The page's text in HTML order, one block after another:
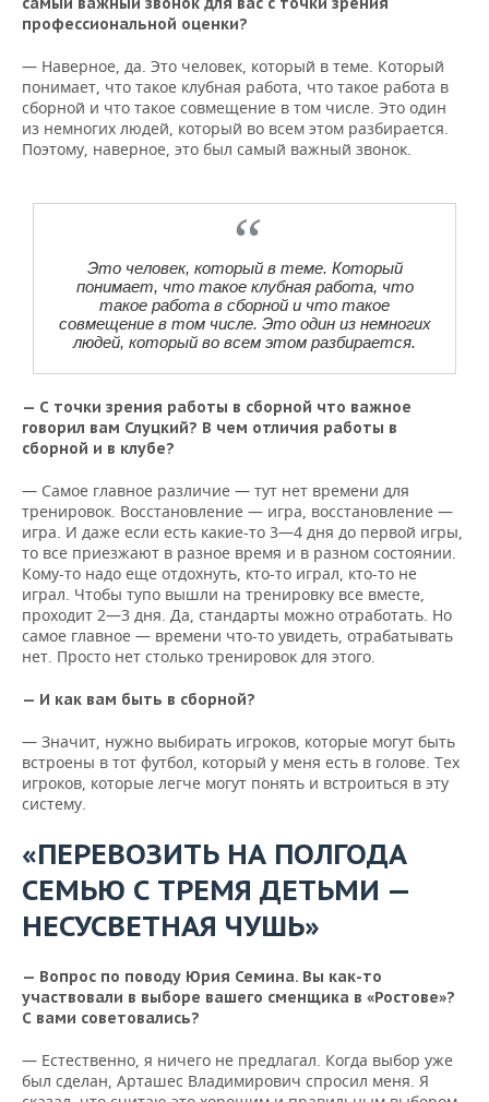
профессиональной оценки?
— Наверное, да. Это человек, который в теме. Который
понимает, что такое клубная работа, что такое работа в
сборной и что такое совмещение в том числе. Это один
из немногих людей, который во всем этом разбирается.
Поэтому, наверное, это был самый важный звонок.
Это человек, который в теме. Который
понимает, что такое клубная работа, что
такое работа в сборной и что такое
совмещение в том числе. Это один из немногих
людей, который во всем этом разбирается.
— С точки зрения работы в сборной что важное
говорил вам Слуцкий? В чем отличия работы в
сборной и в клубе?
— Самое главное различие — тут нет времени для
тренировок. Восстановление — игра, восстановление —
игра. И даже если есть какие-то 3—4 дня до первой игры,
то все приезжают в разное время и в разном состоянии.
Кому-то надо еще отдохнуть, кто-то играл, кто-то не
играл. Чтобы тупо вышли на тренировку все вместе,
проходит 2—3 дня. Да, стандарты можно отработать. Но
самое главное — времени что-то увидеть, отрабатывать
нет. Просто нет столько тренировок для этого.
— И как вам быть в сборной?
— Значит, нужно выбирать игроков, которые могут быть
встроены в тот футбол, который у меня есть в голове. Тех
игроков, которые легче могут понять и встроиться в эту
систему.
«ПЕРЕВОЗИТЬ НА ПОЛГОДА
СЕМЬЮ С ТРЕМЯ ДЕТЬМИ —
НЕСУСВЕТНАЯ ЧУШЬ»
— Вопрос по поводу Юрия Семина. Вы как-то
участвовали в выборе вашего сменщика в «Ростове»?
С вами советовались?
— Естественно, я ничего не предлагал. Когда выбор уже
был сделан, Арташес Владимирович спросил меня. Я